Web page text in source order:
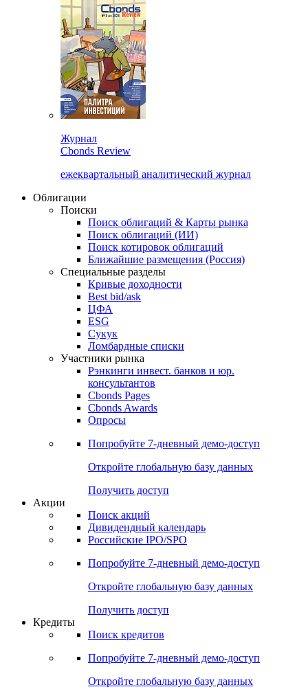
Журнал
Cbonds Review
ежеквартальный аналитический журнал
Облигации
Поиски
Поиск облигаций & Карты рынка
Поиск облигаций (ИИ)
Поиск котировок облигаций
Ближайшие размещения (Россия)
Специальные разделы
Кривые доходности
Best bid/ask
ЦФА
ESG
Сукук
Ломбардные списки
Участники рынка
Рэнкинги инвест. банков и юр.
консультантов
Cbonds Pages
Cbonds Awards
Опросы
Попробуйте 7-дневный демо-доступ
Откройте глобальную базу данных
Получить доступ
Акции
Поиск акций
Дивидендный календарь
Российские IPO/SPO
Попробуйте 7-дневный демо-доступ
Откройте глобальную базу данных
Получить доступ
Кредиты
Поиск кредитов
Попробуйте 7-дневный демо-доступ
Откройте глобальную базу данных